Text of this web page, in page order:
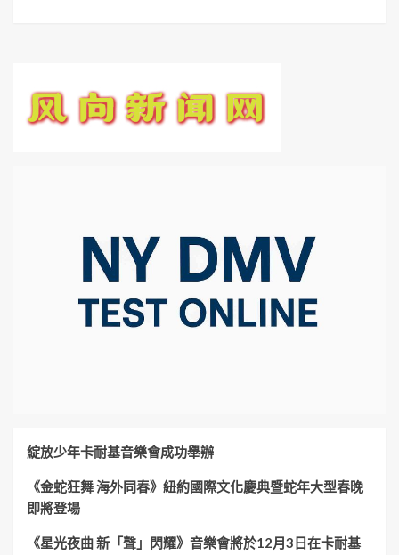
綻放少年卡耐基音樂會成功舉辦
《金蛇狂舞 海外同春》紐約國際文化慶典暨蛇年大型春晚
即將登場
《星光夜曲 新「聲」閃耀》音樂會將於12月3日在卡耐基